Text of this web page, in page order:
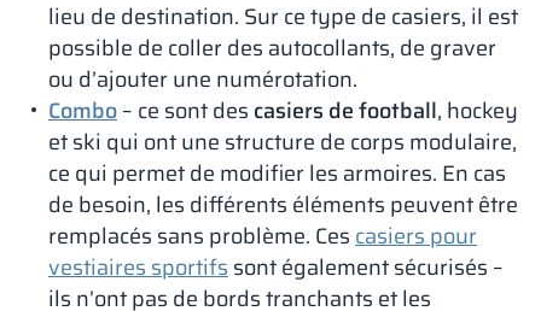
lieu de destination. Sur ce type de casiers, il est
possible de coller des autocollants, de graver
ou d’ajouter une numérotation.
Combo– ce sont des casiers de football, hockey
et ski qui ont une structure de corps modulaire,
ce qui permet de modifier les armoires. En cas
de besoin, les différents éléments peuvent être
remplacés sans problème. Cescasiers pour
vestiaires sportifssont également sécurisés –
ils n’ont pas de bords tranchants et les